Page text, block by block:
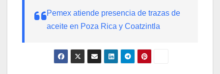
Pemex atiende presencia de trazas de
aceite en Poza Rica y Coatzintla